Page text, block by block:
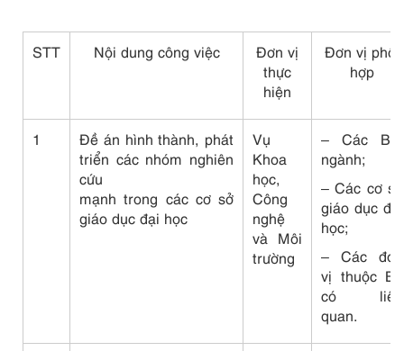
STT Nội dung công việc
Đơn vị
thực
hiện
Đơn vị phối
hợp
1
Đề án hình thành, phát
triển các nhóm nghiên
cứu
mạnh trong các cơ sở
giáo dục đại học
Vụ
Khoa
học,
Công
nghệ
và Môi
trường
– Các Bộ,
ngành;
– Các cơ sở
giáo dục đại
học;
– Các đơn
vị thuộc Bộ
có liên
quan.